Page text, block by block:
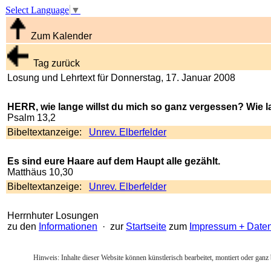
Select Language ▼
Zum Kalender
Tag zurück
Losung und Lehrtext für Donnerstag, 17. Januar 2008
HERR, wie lange willst du mich so ganz vergessen?
Psalm 13,2
Bibeltextanzeige: Unrev. Elberfelder
Es sind eure Haare auf dem Haupt alle gezählt.
Matthäus 10,30
Bibeltextanzeige: Unrev. Elberfelder
Herrnhuter Losungen
zu den Informationen · zur Startseite zum Impressum +
Hinweis: Inhalte dieser Website können künstlerisch bearbeitet, montiert oder